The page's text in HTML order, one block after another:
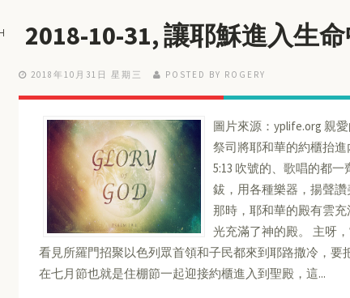
2018-10-31, 讓耶穌進入生
2018年10月31日 星期三 POSTED BY ROGERY
圖片來源：yplife.org 親
祭司將耶和華的約櫃抬進
5:13 吹號的、歌唱的都
鈸，用各種樂器，揚聲
那時，耶和華的殿有雲
光充滿了神的殿。 主呀
看見所羅門招聚以色列眾首領和子民都來到耶路撒冷，
在七月節也就是住棚節一起迎接約櫃進入到聖殿，這...